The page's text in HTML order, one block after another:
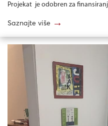
Projekat je odobren za
Saznajte više →